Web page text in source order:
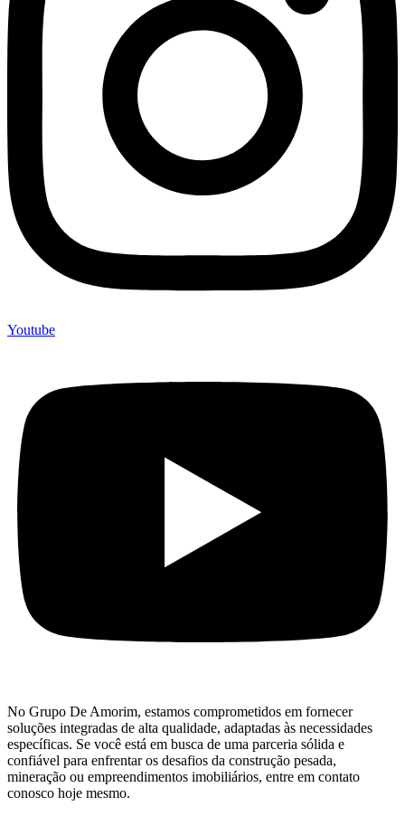
Youtube
No Grupo De Amorim, estamos comprometidos em fornecer
soluções integradas de alta qualidade, adaptadas às necessidades
específicas. Se você está em busca de uma parceria sólida e
confiável para enfrentar os desafios da construção pesada,
mineração ou empreendimentos imobiliários, entre em contato
conosco hoje mesmo.